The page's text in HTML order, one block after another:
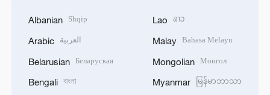
Albanian Shqip
Arabic العربية
Belarusian Беларуская
Bengali বাংলা
Lao ລາວ
Malay Bahasa Melayu
Mongolian Монгол
Myanmar မြန်မာဘာသာ